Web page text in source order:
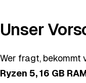
Unser
Wer fragt, bekommt
Ryzen 5, 16 GB